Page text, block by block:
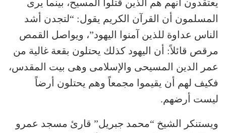
يعتقدون أنهم هم الذين قتلوا المسيح، بينما يرى
المسلمون أن القرآن الكريم يقول: “لتجدن أشد
الناس عداوة للذين آمنوا اليهود”، ويواصل القمص
مرقص قائلاً: أن اليهود كذلك يحتلون بقعة غالية من
عمر الدين المسيحى والإسلامى وهى بيت المقدس،
فكيف لهم أن يقيموا مجمعاً وهم يحتلون أرضاً
ليست أرضهم.
ويستنكر الشيخ “محمد جبريل” قارئ مسجد عمرو